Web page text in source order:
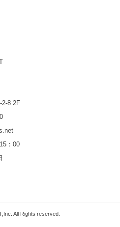
2-8 2F
：00
All Rights reserved.